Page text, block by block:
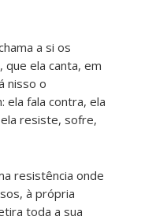
a si os
que ela canta, em
nisso o
ela fala contra, ela
resiste, sofre,
resistência onde
à própria
toda a sua